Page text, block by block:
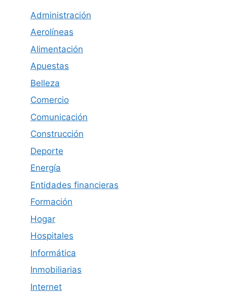
Administración
Aerolíneas
Alimentación
Apuestas
Belleza
Comercio
Comunicación
Construcción
Deporte
Energía
Entidades financieras
Formación
Hogar
Hospitales
Informática
Inmobiliarias
Internet